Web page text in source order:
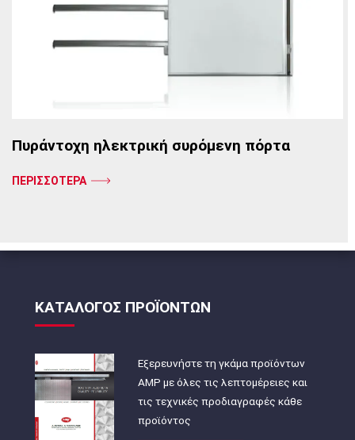
Πυράντοχη ηλεκτρική συρόμενη πόρτα
ΠΕΡΙΣΣΟΤΕΡΑ
ΚΑΤΑΛΟΓΟΣ ΠΡΟΪΟΝΤΩΝ
Εξερευνήστε τη γκάμα προϊόντων
AMP με όλες τις λεπτομέρειες και
τις τεχνικές προδιαγραφές κάθε
προϊόντος